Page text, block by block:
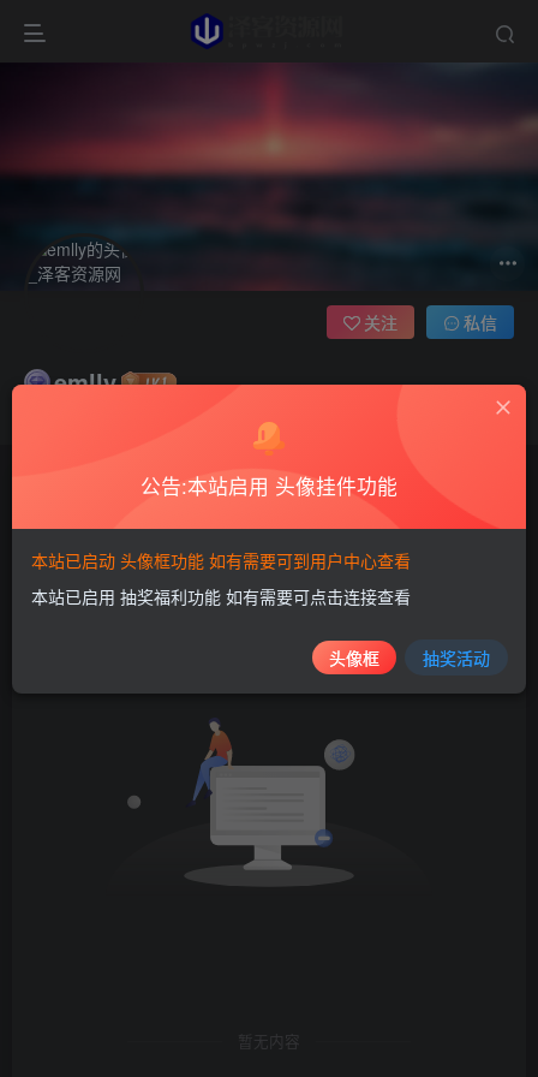
emlly
关注 私信
0 评论3 版块0 帖子0 粉丝0
文章 0 帖子 0 商品 0
暂无内容
公告:本站启用 头像挂件功能
本站已启动 头像框功能 如有需要可到用户中心查看
本站已启用 抽奖福利功能 如有需要可点击连接查看
头像框 抽奖活动